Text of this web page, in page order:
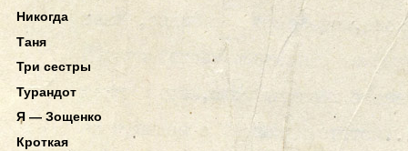
Никогда
Таня
Три сестры
Турандот
Я — Зощенко
Кроткая